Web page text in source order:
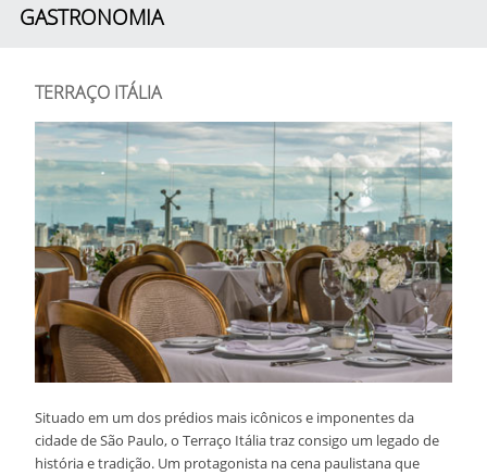
GASTRONOMIA
TERRAÇO ITÁLIA
Situado em um dos prédios mais icônicos e imponentes da
cidade de São Paulo, o Terraço Itália traz consigo um legado de
história e tradição. Um protagonista na cena paulistana que